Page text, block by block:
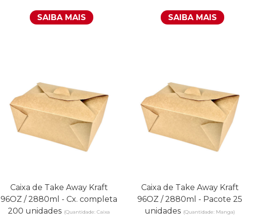
SAIBA MAIS SAIBA MAIS
Caixa de Take Away Kraft
96OZ / 2880ml - Cx. completa
200 unidades (Quantidade: Caixa
Caixa de Take Away Kraft
96OZ / 2880ml - Pacote 25
unidades (Quantidade: Manga)